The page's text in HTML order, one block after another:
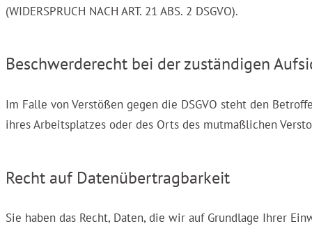
(WIDERSPRUCH NACH ART. 21 ABS. 2 DSGVO).
Beschwerde­recht bei der zuständigen
Im Falle von Verstößen gegen die DSGVO steht den
ihres Arbeitsplatzes oder des Orts des mutmaßlichen
Recht auf Daten­übertrag­barkeit
Sie haben das Recht, Daten, die wir auf Grundlage Ihrer